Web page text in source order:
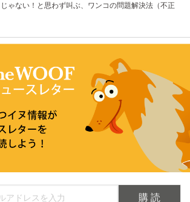
ゃない！と思わず叫ぶ、ワンコの問題解決法（不正